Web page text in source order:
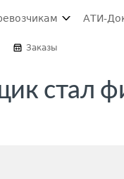
АТИ-
Заказы
стал